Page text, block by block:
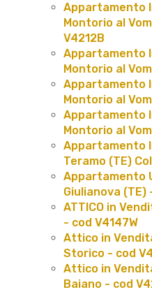
Appartamento
Montorio al
V4212B
Appartamento
Montorio al
Appartamento
Montorio al
Appartamento
Montorio al
Appartamento
Teramo (TE)
Appartamento
Giulianova (TE)
ATTICO in
- cod V4147W
Attico in
Storico - cod
Attico in
Baiano - cod